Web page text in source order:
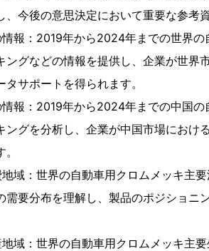
今後の意思決定において重要な参考
報：2019年から2024年までの世界
グなどの情報を提供し、企業が世界
サポートを得られます。
報：2019年から2024年までの中国
グを分析し、企業が中国市場におけ
域：世界の自動車用クロムメッキ主
要分布を理解し、製品のポジショニ
域：世界の自動車用クロムメッキ主要